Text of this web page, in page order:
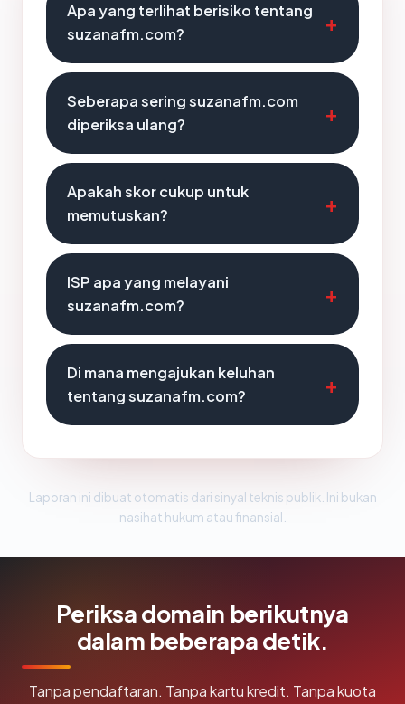
Apa yang terlihat berisiko tentang
suzanafm.com?
Seberapa sering suzanafm.com
diperiksa ulang?
Apakah skor cukup untuk
memutuskan?
ISP apa yang melayani
suzanafm.com?
Di mana mengajukan keluhan
tentang suzanafm.com?
Laporan ini dibuat otomatis dari sinyal teknis publik. Ini bukan
nasihat hukum atau finansial.
Periksa domain berikutnya
dalam beberapa detik.
Tanpa pendaftaran. Tanpa kartu kredit. Tanpa kuota